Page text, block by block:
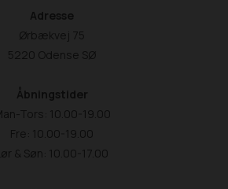
Adresse
Ørbækvej 75
5220 Odense SØ
Åbningstider
Tors: 10.00-19.00
Fre: 10.00-19.00
& Søn: 10.00-17.00